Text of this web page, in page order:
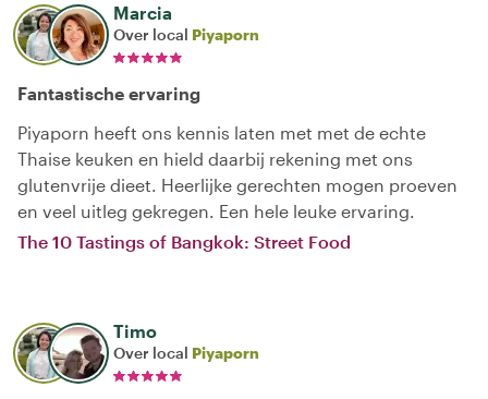
Marcia
Over local Piyaporn
Fantastische ervaring
Piyaporn heeft ons kennis laten met met de echte
Thaise keuken en hield daarbij rekening met ons
glutenvrije dieet. Heerlijke gerechten mogen proeven
en veel uitleg gekregen. Een hele leuke ervaring.
The 10 Tastings of Bangkok: Street Food
Timo
Over local Piyaporn